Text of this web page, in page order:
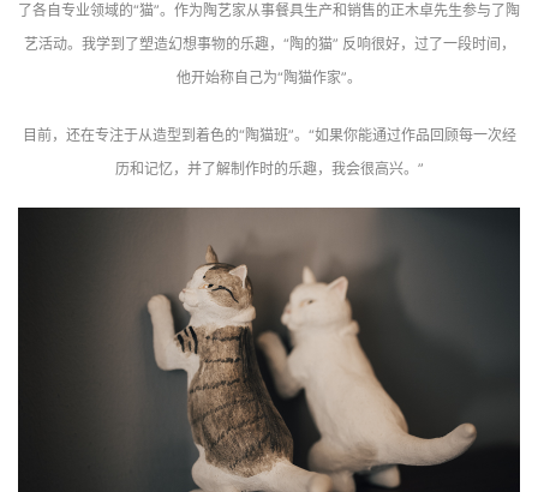
了各自专业领域的“猫”。作为陶艺家从事餐具生产和销售的正木卓先生参与了陶
艺活动。我学到了塑造幻想事物的乐趣，“陶的猫” 反响很好，过了一段时间，
他开始称自己为“陶猫作家”。
目前，还在专注于从造型到着色的“陶猫班”。“如果你能通过作品回顾每一次经
历和记忆，并了解制作时的乐趣，我会很高兴。”